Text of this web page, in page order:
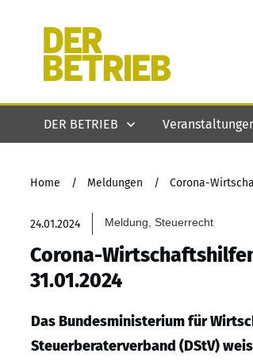
DER BETRIEB
Home / Meldungen / Corona-
24.01.2024 Meldung, Steuerrecht
Corona-
31.01.2024
Das Bundesministerium für
Steuerberaterverband (DStV)